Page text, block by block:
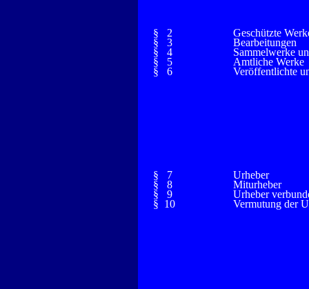
§ 2
Geschützte
§ 3
Bearbeitungen
§ 4
Sammelwerke
§ 5
Amtliche Werke
§ 6
Veröffentlichte
§ 7
Urheber
§ 8
Miturheber
§ 9
Urheber
§ 10
Vermutung der